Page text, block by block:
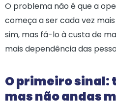
O problema não é que a
começa a ser cada vez
sim, mas fá-lo à custa de
mais dependência das
O primeiro sinal:
mas não andas